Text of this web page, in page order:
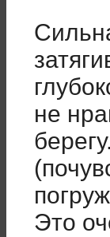
не
Это